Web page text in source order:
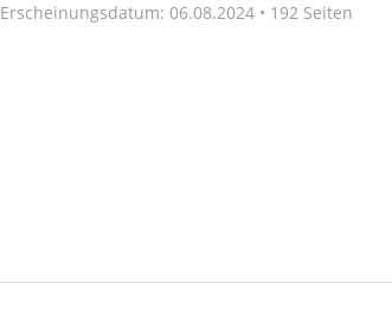
Erscheinungsdatum: 06.08.2024 • 192 Seiten